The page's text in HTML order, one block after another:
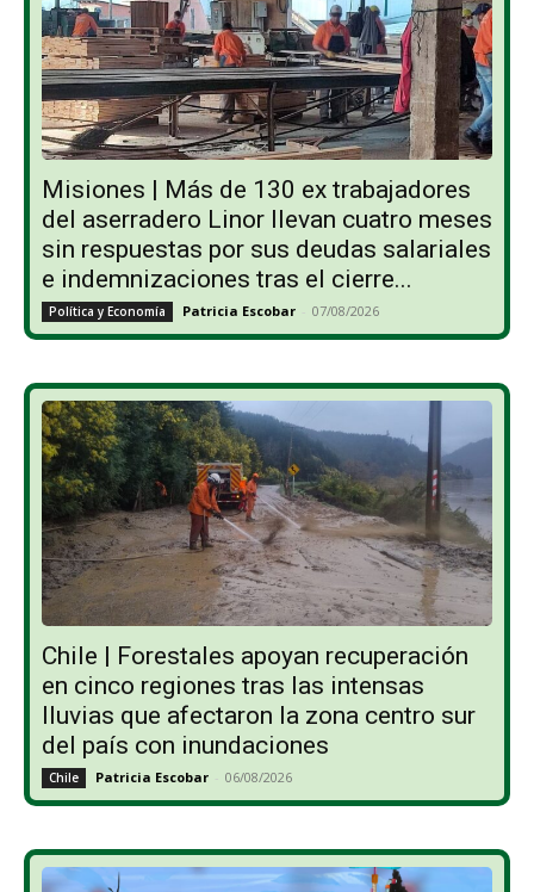
Misiones | Más de 130 ex trabajadores
del aserradero Linor llevan cuatro meses
sin respuestas por sus deudas salariales
e indemnizaciones tras el cierre...
Política y Economía Patricia Escobar - 07/08/2026
Chile | Forestales apoyan recuperación
en cinco regiones tras las intensas
lluvias que afectaron la zona centro sur
del país con inundaciones
Chile Patricia Escobar - 06/08/2026